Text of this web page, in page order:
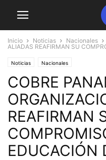
Inicio Noticias Nacionales
ALIADAS REAFIRMAN SU
Noticias Nacionales
COBRE
REAFIRMAN
EDUCACIÓN